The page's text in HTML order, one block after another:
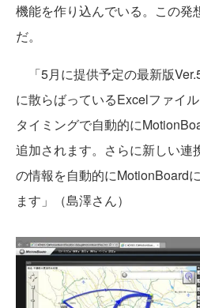
機能を作り込んでいる。この発
だ。
「5月に提供予定の最新版
に散らばっているExcelファイ
タイミングで自動的に
追加されます。さらに新しい連
の情報を自動的にMotionBoard
ます」（島澤さん）